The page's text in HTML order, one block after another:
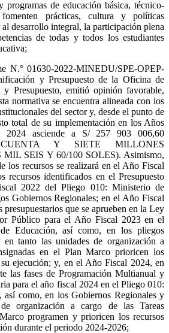
programas de educación básica, técnico-
prácticas, cultura y políticas
desarrollo integral, la participación plena
de todas y todos los estudiantes
N.° 01630-2022-MINEDU/SPE-OPEP-
y Presupuesto de la Oficina de
y Presupuesto, emitió opinión favorable,
normativa se encuentra alineada con los
del sector y, desde el punto de
total de su implementación en los Años
2024 asciende a S/ 257 903 006,60
Y SIETE MILLONES
SEIS Y 60/100 SOLES). Asimismo,
los recursos se realizará en el Año Fiscal
recursos identificados en el Presupuesto
2022 del Pliego 010: Ministerio de
Gobiernos Regionales; en el Año Fiscal
presupuestarios que se aprueben en la Ley
Público para el Año Fiscal 2023 en el
Educación, así como, en los pliegos
en tanto las unidades de organización a
en el Plan Marco prioricen los
su ejecución; y, en el Año Fiscal 2024, en
las fases de Programación Multianual y
para el año fiscal 2024 en el Pliego 010:
como, en los Gobiernos Regionales y
organización a cargo de las Tareas
programen y prioricen los recursos
durante el periodo 2024-2026;